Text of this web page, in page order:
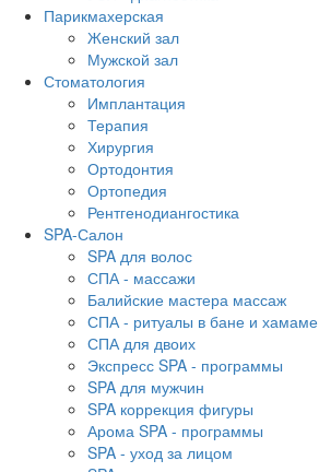
Парикмахерская
Женский зал
Мужской зал
Стоматология
Имплантация
Терапия
Хирургия
Ортодонтия
Ортопедия
Рентгенодиангостика
SPA-Салон
SPA для волос
СПА - массажи
Балийские мастера массаж
СПА - ритуалы в бане и хамаме
СПА для двоих
Экспресс SPA - программы
SPA для мужчин
SPA коррекция фигуры
Арома SPA - программы
SPA - уход за лицом